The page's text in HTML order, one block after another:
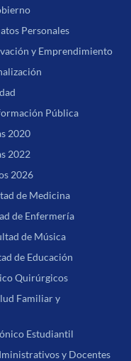
Personales
y Emprendimiento
Pública
2020
2022
2026
de Medicina
de Enfermería
de Música
de Educación
Quirúrgicos
Familiar y
Estudiantil
y Docentes